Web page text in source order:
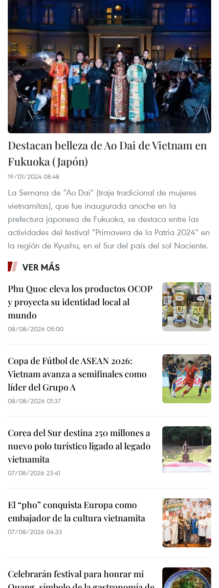
Destacan belleza de Ao Dai de Vietnam en
Fukuoka (Japón)
19/01/2024 08:48
La Semana de “Ao Dai” (traje tradicional de mujeres
vietnamitas), que fue inaugurada anoche en la
prefectura japonesa de Fukuoka, se destaca entre las
actividades del festival “Primavera de la Patria 2024” en
la región de Kyushu, en el Sur del país del sol Naciente.
VER MÁS
Phu Quoc eleva los productos OCOP
y proyecta su identidad local al
mundo
08/08/2026 05:00
Copa de Fútbol de ASEAN 2026:
Vietnam avanza a semifinales como
líder del Grupo A
08/08/2026 01:37
Corea del Sur destina 250 millones a
nuevo polo turístico ligado al legado
vietnamita
07/08/2026 23:41
El “pho” conquista Europa como
embajador de la cultura vietnamita
07/08/2026 04:33
Celebrarán festival para honrar mi